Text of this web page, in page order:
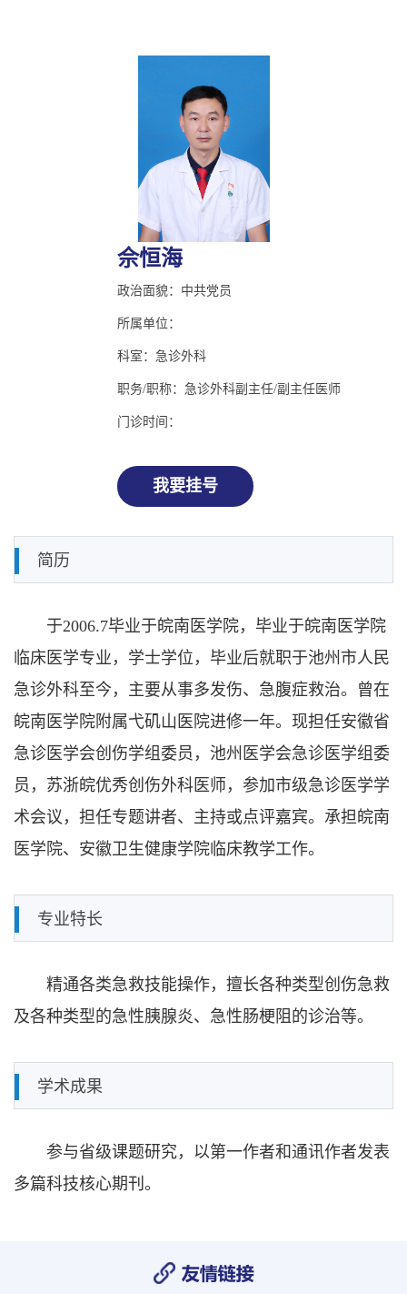
佘恒海
政治面貌：中共党员
所属单位：
科室：急诊外科
职务/职称：急诊外科副主任/副主任医师
门诊时间：
我要挂号
简历
于2006.7毕业于皖南医学院，毕业于皖南医学院
临床医学专业，学士学位，毕业后就职于池州市人民
急诊外科至今，主要从事多发伤、急腹症救治。曾在
皖南医学院附属弋矶山医院进修一年。现担任安徽省
急诊医学会创伤学组委员，池州医学会急诊医学组委
员，苏浙皖优秀创伤外科医师，参加市级急诊医学学
术会议，担任专题讲者、主持或点评嘉宾。承担皖南
医学院、安徽卫生健康学院临床教学工作。
专业特长
精通各类急救技能操作，擅长各种类型创伤急救
及各种类型的急性胰腺炎、急性肠梗阻的诊治等。
学术成果
参与省级课题研究，以第一作者和通讯作者发表
多篇科技核心期刊。